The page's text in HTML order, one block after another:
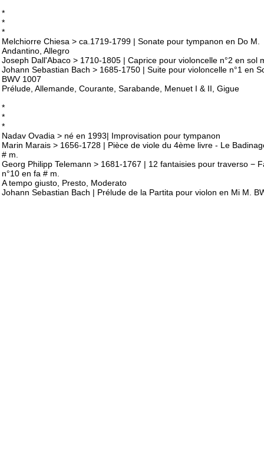
*
*
*
Melchiorre Chiesa > ca.1719-1799 | Sonate pour tympanon en Do M.
Andantino, Allegro
Joseph Dall'Abaco > 1710-1805 | Caprice pour violoncelle n°2 en sol
Johann Sebastian Bach > 1685-1750 | Suite pour violoncelle n°1 en
BWV 1007
Prélude, Allemande, Courante, Sarabande, Menuet I & II, Gigue
*
*
*
Nadav Ovadia > né en 1993| Improvisation pour tympanon
Marin Marais > 1656-1728 | Pièce de viole du 4ème livre - Le
# m.
Georg Philipp Telemann > 1681-1767 | 12 fantaisies pour traverso −
n°10 en fa # m.
A tempo giusto, Presto, Moderato
Johann Sebastian Bach | Prélude de la Partita pour violon en Mi M.